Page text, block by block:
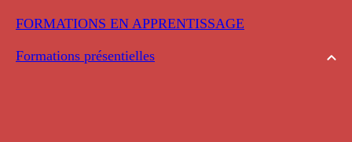
FORMATIONS EN APPRENTISSAGE
Formations présentielles